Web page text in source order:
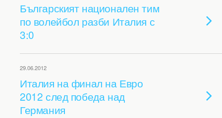
Българският национален тим
по волейбол разби Италия с
3:0
29.06.2012
Италия на финал на Евро
2012 след победа над
Германия